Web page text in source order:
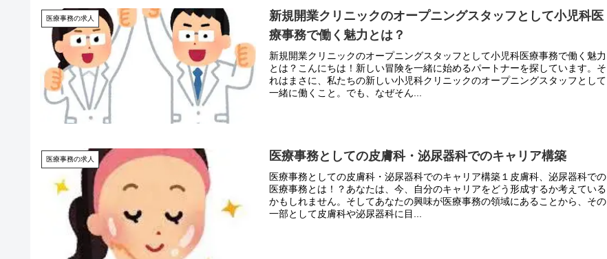
医療事務の求人
新規開業クリニックのオープニングスタッフとして小児科医
療事務で働く魅力とは？
新規開業クリニックのオープニングスタッフとして小児科医療事務で働く魅力
とは？こんにちは！新しい冒険を一緒に始めるパートナーを探しています。そ
れはまさに、私たちの新しい小児科クリニックのオープニングスタッフとして
一緒に働くこと。でも、なぜそん...
医療事務の求人 医療事務としての皮膚科・泌尿器科でのキャリア構築
医療事務としての皮膚科・泌尿器科でのキャリア構築１皮膚科、泌尿器科での
医療事務とは！？あなたは、今、自分のキャリアをどう形成するか考えている
かもしれません。そしてあなたの興味が医療事務の領域にあることから、その
一部として皮膚科や泌尿器科に目...